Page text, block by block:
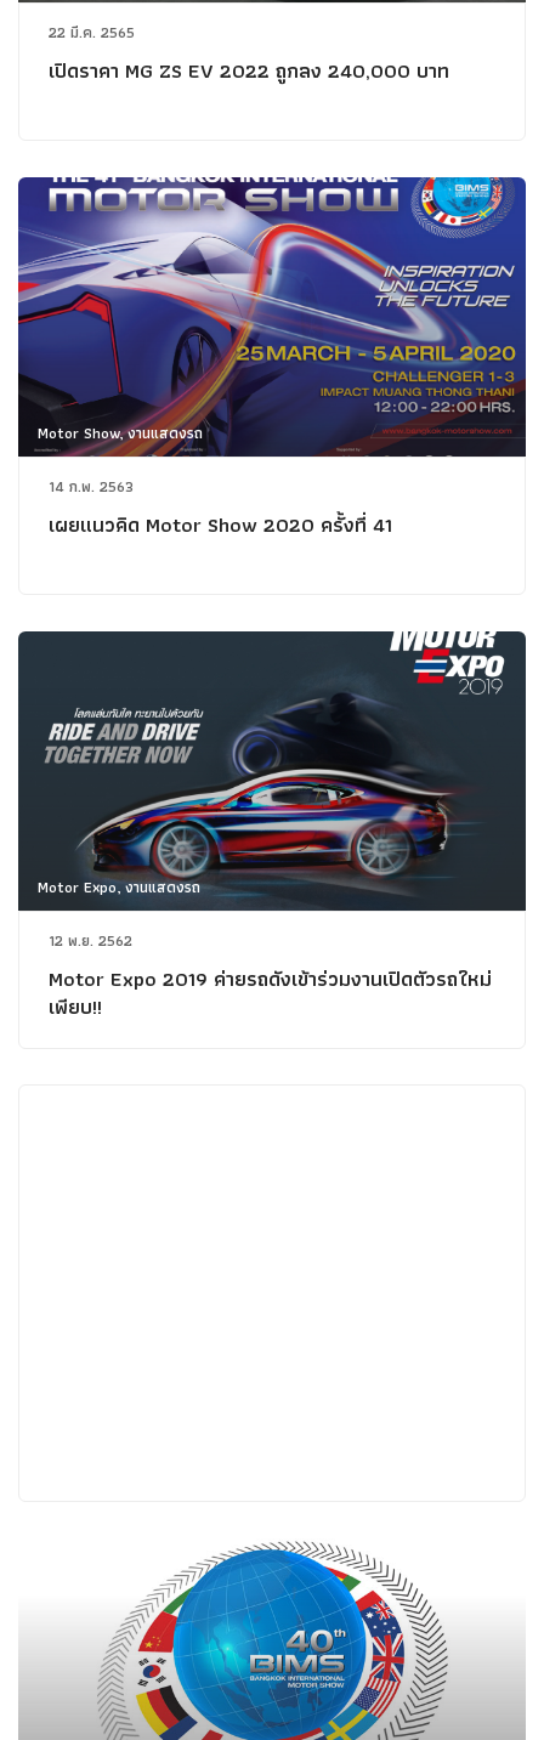
22 มี.ค. 2565
เปิดราคา MG ZS EV 2022 ถูกลง 240,000 บาท
Motor Show, งานแสดงรถ
14 ก.พ. 2563
เผยแนวคิด Motor Show 2020 ครั้งที่ 41
Motor Expo, งานแสดงรถ
12 พ.ย. 2562
Motor Expo 2019 ค่ายรถดังเข้าร่วมงานเปิดตัวรถใหม่
เพียบ!!